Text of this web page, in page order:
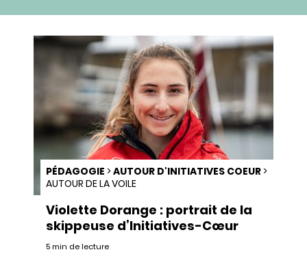
PÉDAGOGIE >AUTOUR D'INITIATIVES COEUR>
AUTOUR DE LA VOILE
Violette Dorange : portrait de la
skippeuse d’Initiatives-Cœur
5 min de lecture